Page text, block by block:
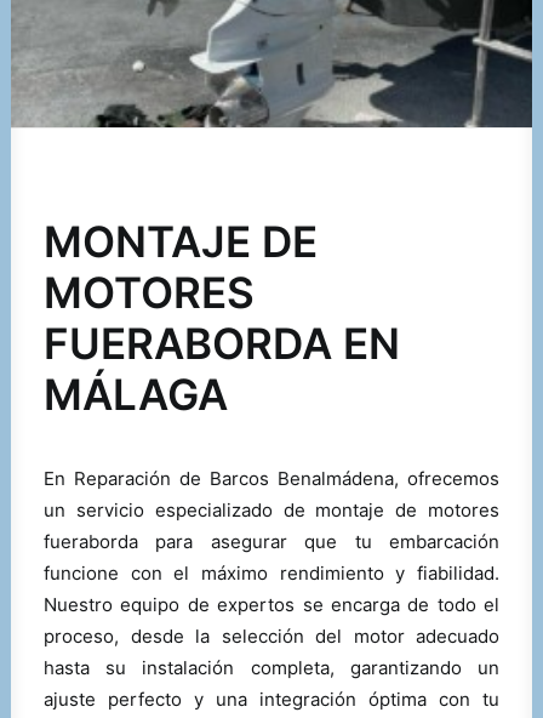
LLAMAR 620 807 270
CONTACTO
MONTAJE DE
MOTORES
FUERABORDA EN
MÁLAGA
En Reparación de Barcos Benalmádena, ofrecemos
un servicio especializado de montaje de motores
fueraborda para asegurar que tu embarcación
funcione con el máximo rendimiento y fiabilidad.
Nuestro equipo de expertos se encarga de todo el
proceso, desde la selección del motor adecuado
hasta su instalación completa, garantizando un
ajuste perfecto y una integración óptima con tu